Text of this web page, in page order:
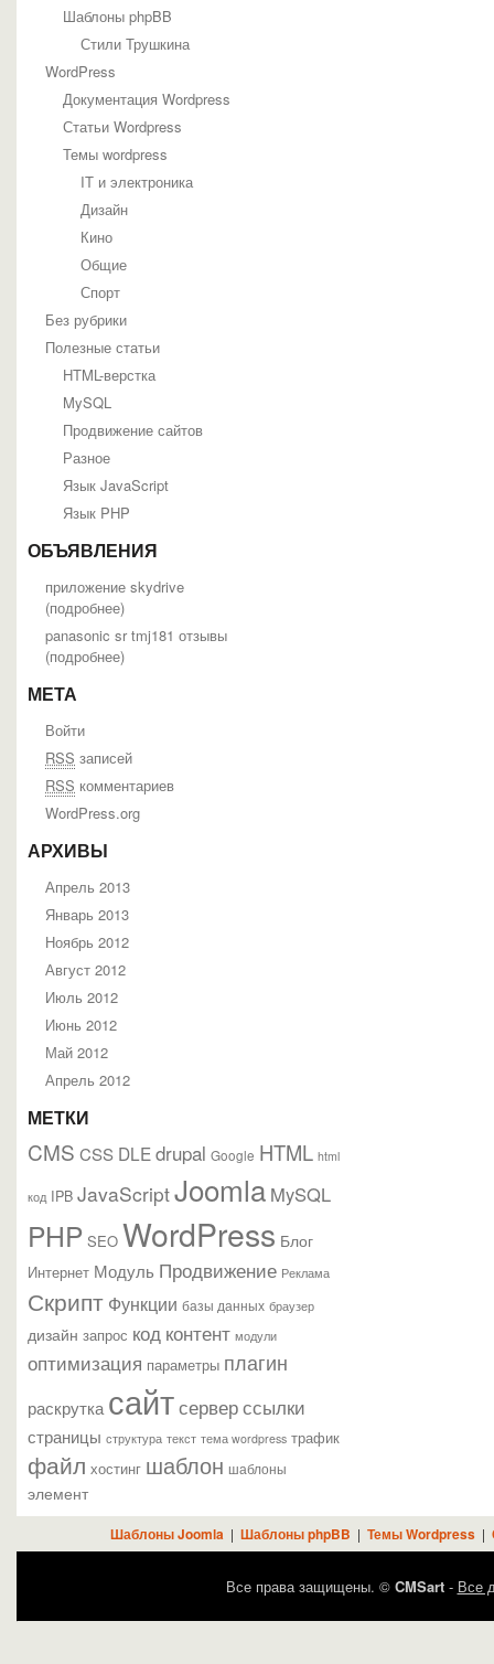
Шаблоны phpBB
Стили Трушкина
WordPress
Документация Wordpress
Статьи Wordpress
Темы wordpress
IT и электроника
Дизайн
Кино
Общие
Спорт
Без рубрики
Полезные статьи
HTML-верстка
MySQL
Продвижение сайтов
Разное
Язык JavaScript
Язык PHP
ОБЪЯВЛЕНИЯ
приложение skydrive
(подробнее)
panasonic sr tmj181 отзывы
(подробнее)
МЕТА
Войти
RSS записей
RSS комментариев
WordPress.org
АРХИВЫ
Апрель 2013
Январь 2013
Ноябрь 2012
Август 2012
Июль 2012
Июнь 2012
Май 2012
Апрель 2012
МЕТКИ
CMS CSS DLEdrupal Google HTML html
код IPB JavaScriptJoomla MySQL
PHP SEO WordPress Блог
Интернет Модуль Продвижение Реклама
Скрипт Функции базы данных браузер
дизайн запрос код контент модули
оптимизация параметры плагин
раскрутка сайтсерверссылки
страницы структура текст тема wordpress трафик
файл хостинг шаблон шаблоны
элемент
Шаблоны Joomla | Шаблоны phpBB | Темы Wordpress|
Все права защищены. © CMSart- Все